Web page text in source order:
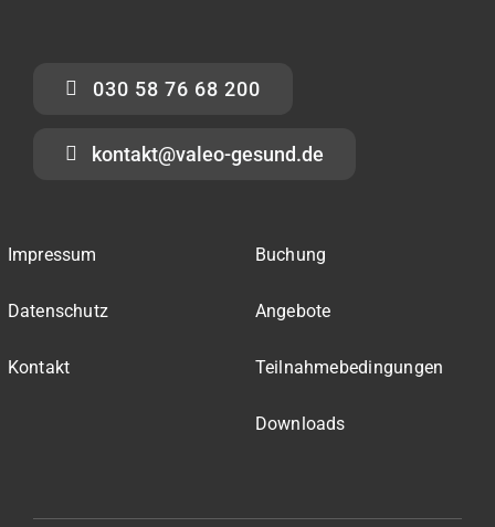
030 58 76 68 200
kontakt@valeo-gesund.de
Impressum
Datenschutz
Kontakt
Buchung
Angebote
Teilnahmebedingungen
Downloads